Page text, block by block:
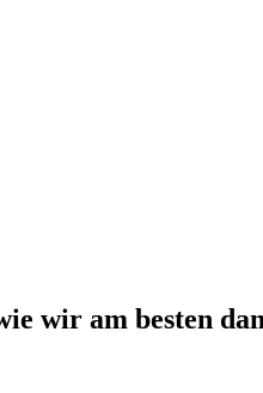
wir am besten